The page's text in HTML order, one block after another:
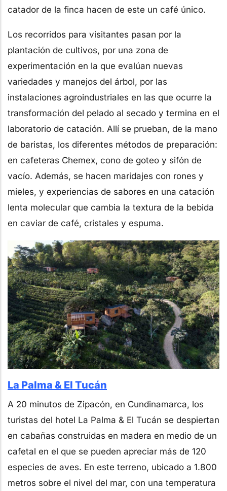
catador de la finca hacen de este un café único.
Los recorridos para visitantes pasan por la
plantación de cultivos, por una zona de
experimentación en la que evalúan nuevas
variedades y manejos del árbol, por las
instalaciones agroindustriales en las que ocurre la
transformación del pelado al secado y termina en el
laboratorio de catación. Allí se prueban, de la mano
de baristas, los diferentes métodos de preparación:
en cafeteras Chemex, cono de goteo y sifón de
vacío. Además, se hacen maridajes con rones y
mieles, y experiencias de sabores en una catación
lenta molecular que cambia la textura de la bebida
en caviar de café, cristales y espuma.
La Palma & El Tucán
A 20 minutos de Zipacón, en Cundinamarca, los
turistas del hotel La Palma & El Tucán se despiertan
en cabañas construidas en madera en medio de un
cafetal en el que se pueden apreciar más de 120
especies de aves. En este terreno, ubicado a 1.800
metros sobre el nivel del mar, con una temperatura